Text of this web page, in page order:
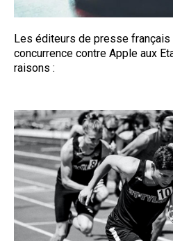
Les éditeurs de presse
concurrence contre Apple aux
raisons :